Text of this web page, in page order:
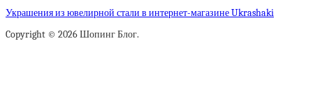
Украшения из ювелирной стали в интернет-магазине Ukrashaki
Copyright © 2026 Шопинг Блог.